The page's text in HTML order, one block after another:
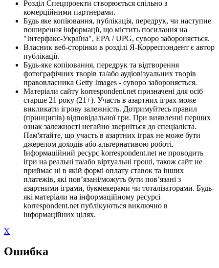
Розділ Спецпроекти створюється спільно з
комерційними партнерами.
Будь яке копіювання, публікація, передрук, чи наступне
поширення інформації, що містить посилання на
"Інтерфакс-Україна", EPA / UPG, суворо забороняється.
Власник веб-сторінки в розділі Я-Корреспондент є автор
публікації.
Будь-яке копіювання, передрук та відтворення
фотографічних творів та/або аудіовізуальних творів
правовласника Getty Images - суворо забороняється.
Матеріали сайту korrespondent.net призначені для осіб
старше 21 року (21+). Участь в азартних іграх може
викликати ігрову залежність. Дотримуйтесь правил
(принципів) відповідальної гри. При виявленні перших
ознак залежності негайно зверніться до спеціаліста.
Пам'ятайте, що участь в азартних іграх не може бути
джерелом доходів або альтернативою роботі.
Інформаційний ресурс korrespondent.net не проводить
ігри на реальні та/або віртуальні гроші, також сайт не
приймає ні в якій формі оплату ставок та інших
платежів, які пов’язані/можуть бути пов’язані з
азартними іграми, букмекерами чи тоталізаторами. Будь-
які матеріали на інформаційному ресурсі
korrespondent.net публікуються виключно в
інформаційних цілях.
X
Ошибка